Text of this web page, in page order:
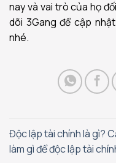
nay và vai trò của họ
dõi 3Gang để cập
nhé.
Độc lập tài chính là gì?
làm gì để độc lập tài